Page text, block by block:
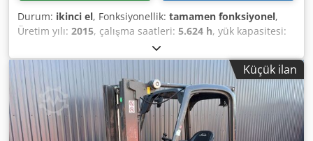
Durum: ikinci el, Fonksiyonellik: tamamen fonksiyonel,
Üretim yılı: 2015, çalışma saatleri: 5.624 h, yük kapasitesi:
, kaldırma yüksekliği:4.100 mm
1.344 mm, yakıt türü:elektrikli, direk tipi:triplex, inşaat
yüksekliği: 1.946 mm , çekiş tipi:
, Elektrikli 3
tekerlekli forklift ISO Sınıfı: ISO Sınıf 2 = 1.000 - 2.500 kg
Direk tipi: Triplex Durum: Kullanıma hazır ve tam işlevsel
Teknik durum: iyi Akü Voltajı: 48V Akü Üretim Yılı: 2020 Yan
kaydırıcı, 3. valf, Credpfx Aozq Iz Iobpjf
Küçük ilan